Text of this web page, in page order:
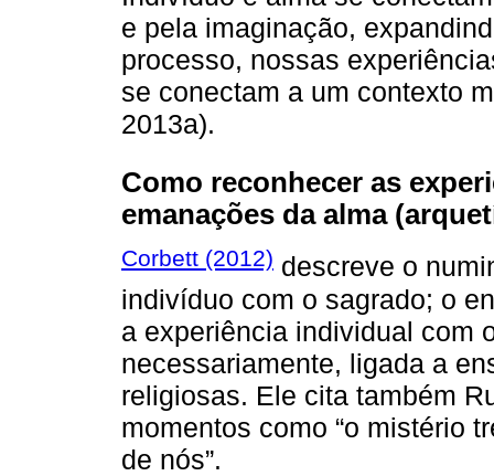
e pela imaginação,
processo, nossas
se conectam a um contexto
2013a).
Como reconhecer as
emanações da alma
Corbett (2012) descreve o
indivíduo com o sagrado; o
a experiência individual com
necessariamente, ligada a
religiosas. Ele cita também
momentos como “o mistério
de nós”.